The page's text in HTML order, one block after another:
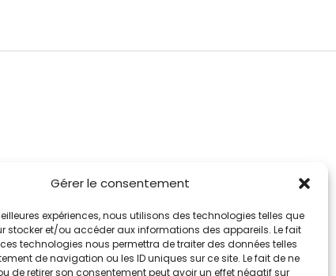
Gérer le consentement
expériences, nous utilisons des technologies telles que
stocker et/ou accéder aux informations des appareils. Le fait
technologies nous permettra de traiter des données telles
de navigation ou les ID uniques sur ce site. Le fait de ne
de retirer son consentement peut avoir un effet négatif sur